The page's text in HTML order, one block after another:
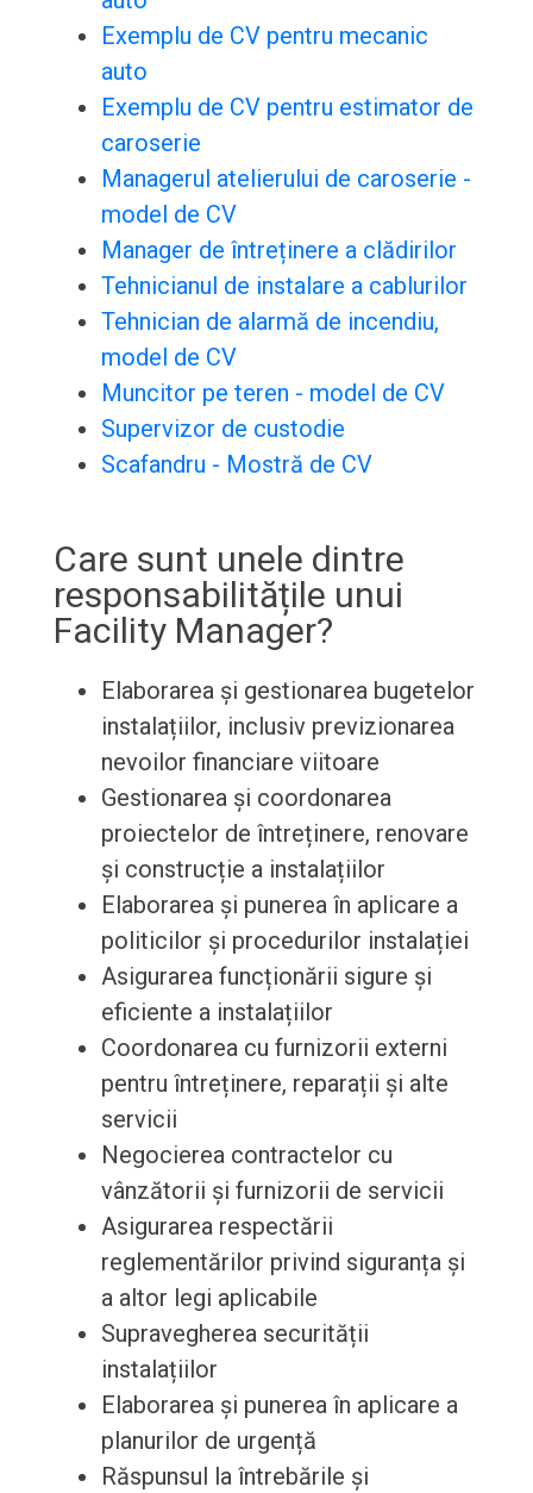
Exemplu de CV pentru mecanic
auto
Exemplu de CV pentru estimator de
caroserie
Managerul atelierului de caroserie -
model de CV
Manager de întreținere a clădirilor
Tehnicianul de instalare a cablurilor
Tehnician de alarmă de incendiu,
model de CV
Muncitor pe teren - model de CV
Supervizor de custodie
Scafandru - Mostră de CV
Care sunt unele dintre
responsabilitățile unui
Facility Manager?
Elaborarea și gestionarea bugetelor
instalațiilor, inclusiv previzionarea
nevoilor financiare viitoare
Gestionarea și coordonarea
proiectelor de întreținere, renovare
și construcție a instalațiilor
Elaborarea și punerea în aplicare a
politicilor și procedurilor instalației
Asigurarea funcționării sigure și
eficiente a instalațiilor
Coordonarea cu furnizorii externi
pentru întreținere, reparații și alte
servicii
Negocierea contractelor cu
vânzătorii și furnizorii de servicii
Asigurarea respectării
reglementărilor privind siguranța și
a altor legi aplicabile
Supravegherea securității
instalațiilor
Elaborarea și punerea în aplicare a
planurilor de urgență
Răspunsul la întrebările și